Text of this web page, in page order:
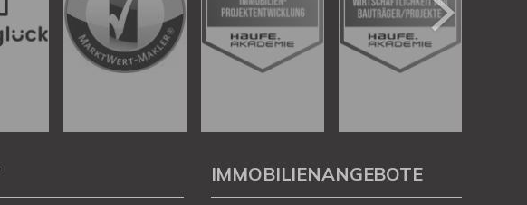
IMMOBILIENANGEBOTE